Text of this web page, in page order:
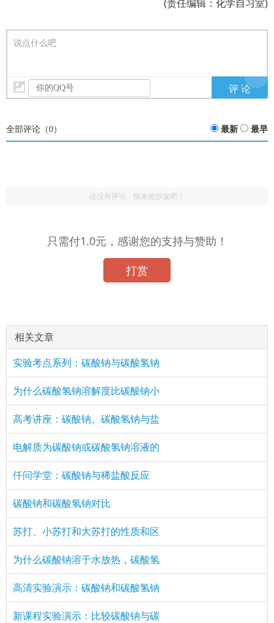
(责任编辑：化学自习室)
说点什么吧
全部评论（0） 最新 最早
还没有评论，快来抢沙发吧！
只需付1.0元，感谢您的支持与赞助！
打赏
相关文章
实验考点系列：碳酸钠与碳酸氢钠
为什么碳酸氢钠溶解度比碳酸钠小
高考讲座：碳酸钠、碳酸氢钠与盐
电解质为碳酸钠或碳酸氢钠溶液的
仟问学堂：碳酸钠与稀盐酸反应
碳酸钠和碳酸氢钠对比
苏打、小苏打和大苏打的性质和区
为什么碳酸钠溶于水放热，碳酸氢
高清实验演示：碳酸钠和碳酸氢钠
新课程实验演示：比较碳酸钠与碳